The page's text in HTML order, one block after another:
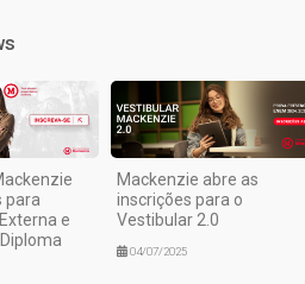
para
e
Mackenzie abre as
inscrições para o
Vestibular 2.0
04/07/2025